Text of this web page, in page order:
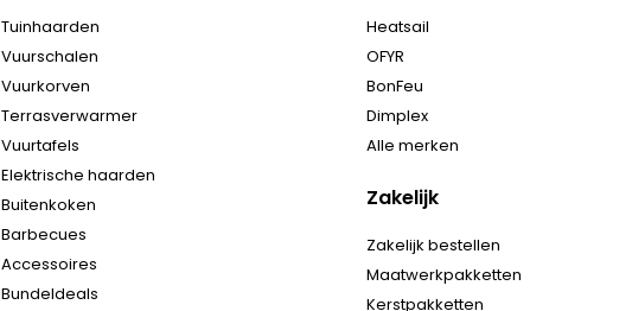
Tuinhaarden
Vuurschalen
Vuurkorven
Terrasverwarmer
Vuurtafels
Elektrische haarden
Buitenkoken
Barbecues
Accessoires
Bundeldeals
Heatsail
OFYR
BonFeu
Dimplex
Alle merken
Zakelijk
Zakelijk bestellen
Maatwerkpakketten
Kerstpakketten